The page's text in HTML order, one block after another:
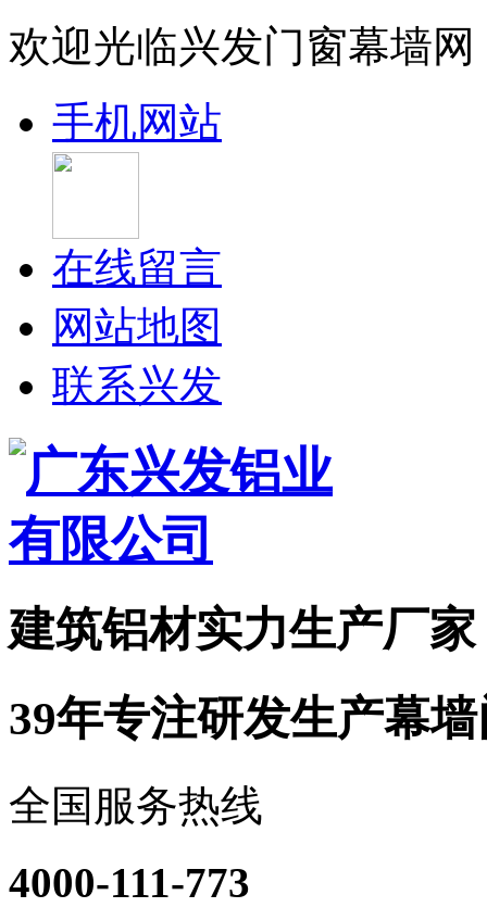
欢迎光临兴发门窗幕墙网
手机网站
在线留言
网站地图
联系兴发
建筑铝材实力生产厂家
39年专注研发生产幕
全国服务热线
4000-111-773